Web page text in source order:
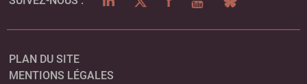
PLAN DU SITE
MENTIONS LÉGALES